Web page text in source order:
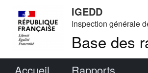
IGEDD
Inspection générale
Base des
Accueil Rapports